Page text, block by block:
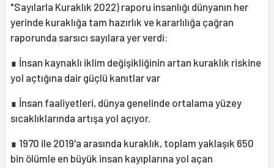
"Sayılarla Kuraklık 2022) raporu insanlığı dünyanın her
yerinde kuraklığa tam hazırlık ve kararlılığa çağran
raporunda sarsıcı sayılara yer verdi:
∎ İnsan kaynaklı iklim değişikliğinin artan kuraklık riskine
yol açtığına dair güçlü kanıtlar var
∎ İnsan faaliyetleri, dünya genelinde ortalama yüzey
sıcaklıklarında artışa yol açıyor.
∎ 1970 ile 2019'a arasında kuraklık, toplam yaklaşık 650
bin ölümle en büyük insan kayıplarına yol açan